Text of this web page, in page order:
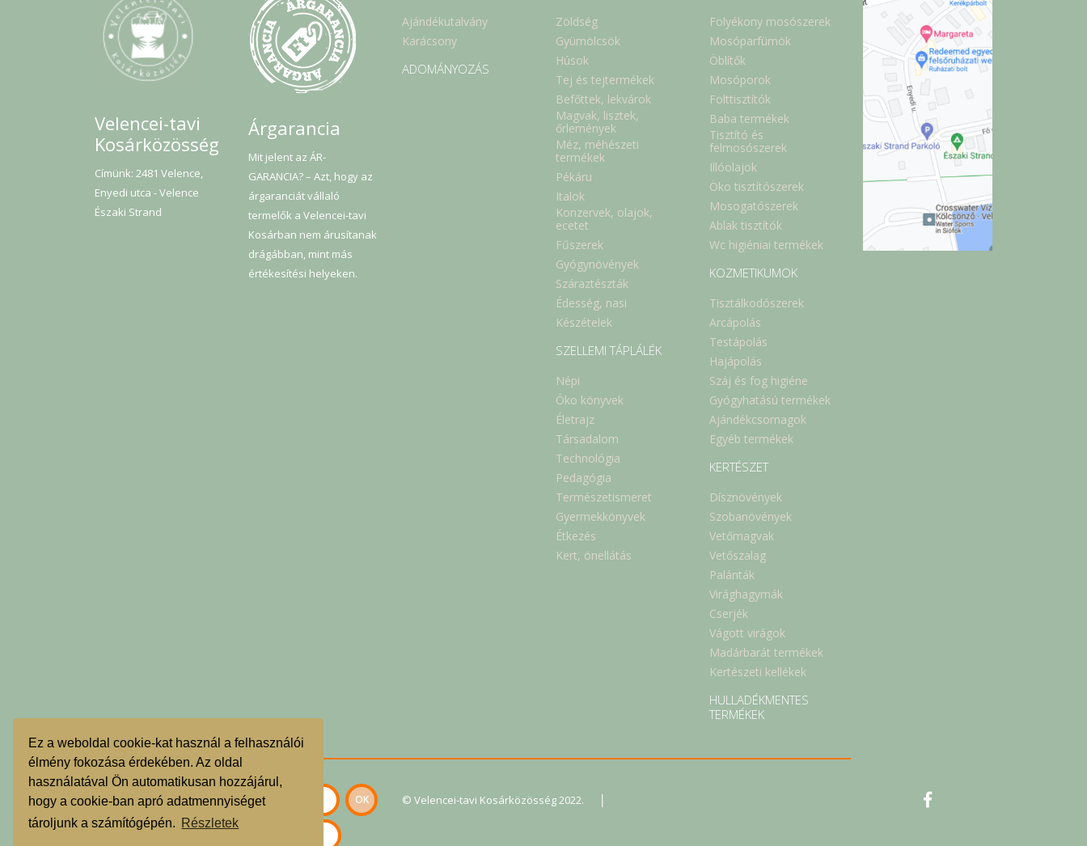
Ez a weboldal cookie-kat használ a felhasználói
élmény fokozása érdekében. Az oldal
használatával Ön automatikusan hozzájárul,
hogy a cookie-ban apró adatmennyiséget
tároljunk a számítógépén. Részletek
Velencei-tavi
Kosárközösség
Címünk: 2481 Velence,
Enyedi utca - Velence
Északi Strand
Árgarancia
Mit jelent az ÁR-
GARANCIA? – Azt, hogy az
árgaranciát vállaló
termelők a Velencei-tavi
Kosárban nem árusítanak
drágábban, mint más
értékesítési helyeken.
Ajándékutalvány
Karácsony
ADOMÁNYOZÁS
Zöldség
Gyümölcsök
Húsok
Tej és tejtermékek
Befőttek, lekvárok
Magvak, lisztek,
őrlemények
Méz, méhészeti
termékek
Pékáru
Italok
Konzervek, olajok,
ecetet
Fűszerek
Gyógynövények
Száraztészták
Édesség, nasi
Készételek
SZELLEMI TÁPLÁLÉK
Népi
Öko könyvek
Életrajz
Társadalom
Technológia
Pedagógia
Természetismeret
Gyermekkönyvek
Étkezés
Kert, önellátás
Folyékony mosószerek
Mosóparfümök
Öblítők
Mosóporok
Folttisztítók
Baba termékek
Tisztító és
felmosószerek
Illóolajok
Öko tisztítószerek
Mosogatószerek
Ablak tisztítók
Wc higiéniai termékek
KOZMETIKUMOK
Tisztálkodószerek
Arcápolás
Testápolás
Hajápolás
Száj és fog higiéne
Gyógyhatású termékek
Ajándékcsomagok
Egyéb termékek
KERTÉSZET
Dísznövények
Szobanövények
Vetőmagvak
Vetőszalag
Palánták
Virághagymák
Cserjék
Vágott virágok
Madárbarát termékek
Kertészeti kellékek
HULLADÉKMENTES
TERMÉKEK
© Velencei-tavi Kosárközösség 2022. |